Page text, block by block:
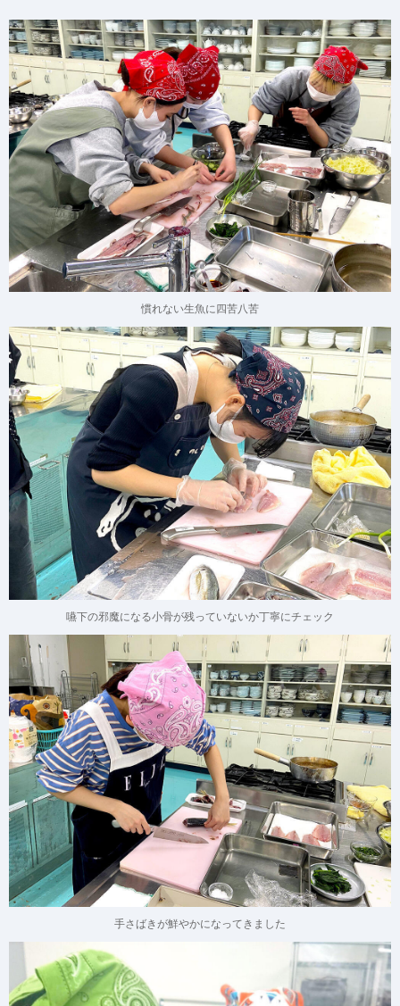
慣れない生魚に四苦八苦
嚥下の邪魔になる小骨が残っていないか丁寧にチェック
手さばきが鮮やかになってきました